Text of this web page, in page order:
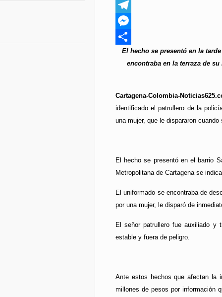
X
Telegram
Messenger
Compartir
El hecho se presentó en la
encontraba en la terraza de
Cartagena-Colombia-
identificado el patrullero de la
una mujer, que le dispararon
El hecho se presentó en el barrio
Metropolitana de Cartagena se
El uniformado se encontraba de
por una mujer, le disparó de
El señor patrullero fue auxiliado y
estable y fuera de peligro.
Ante estos hechos que afectan la
millones de pesos por información